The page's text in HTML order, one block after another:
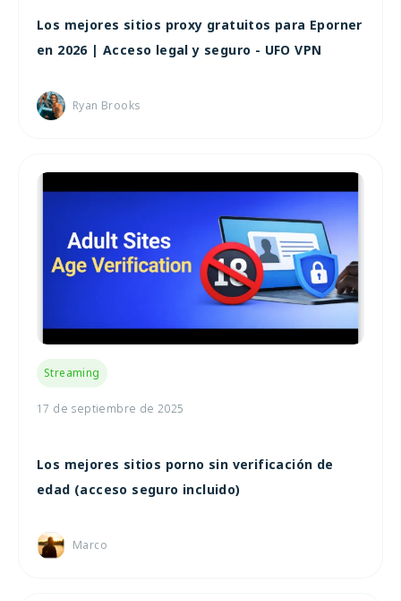
Los mejores sitios proxy gratuitos para Eporner
en 2026 | Acceso legal y seguro - UFO VPN
Ryan Brooks
Streaming
17 de septiembre de 2025
Los mejores sitios porno sin verificación de
edad (acceso seguro incluido)
Marco